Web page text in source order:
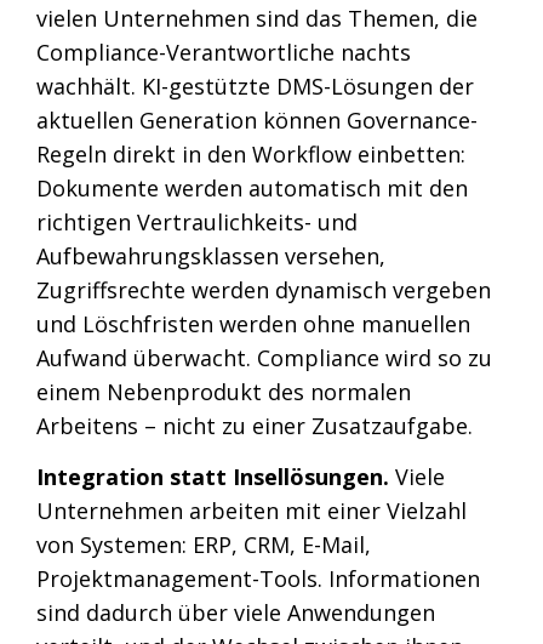
vielen Unternehmen sind das Themen, die
Compliance-Verantwortliche nachts
wachhält. KI-gestützte DMS-Lösungen der
aktuellen Generation können Governance-
Regeln direkt in den Workflow einbetten:
Dokumente werden automatisch mit den
richtigen Vertraulichkeits- und
Aufbewahrungsklassen versehen,
Zugriffsrechte werden dynamisch vergeben
und Löschfristen werden ohne manuellen
Aufwand überwacht. Compliance wird so zu
einem Nebenprodukt des normalen
Arbeitens – nicht zu einer Zusatzaufgabe.
Integration statt Insellösungen. Viele
Unternehmen arbeiten mit einer Vielzahl
von Systemen: ERP, CRM, E-Mail,
Projektmanagement-Tools. Informationen
sind dadurch über viele Anwendungen